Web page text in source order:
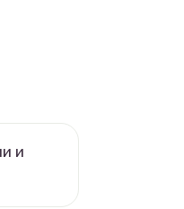
и